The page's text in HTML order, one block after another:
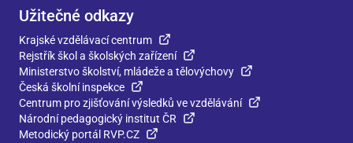
Užitečné odkazy
Krajské vzdělávací centrum
Rejstřík škol a školských zařízení
Ministerstvo školství, mládeže a tělovýchovy
Česká školní inspekce
Centrum pro zjišťování výsledků ve vzdělávání
Národní pedagogický institut ČR
Metodický portál RVP.CZ